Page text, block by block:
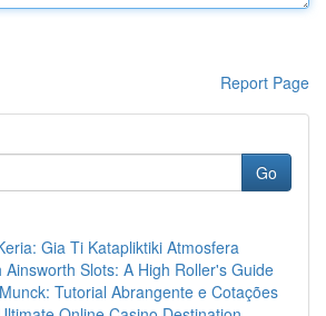
Report Page
Go
Gia Ti Katapliktiki Atmosfera
Ainsworth Slots: A High Roller's Guide
Tutorial Abrangente e Cotações